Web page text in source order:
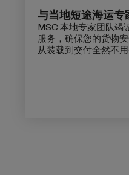
与当地短途海运专
MSC 本地专家团队竭
服务，确保您的货物
从装载到交付全然不用